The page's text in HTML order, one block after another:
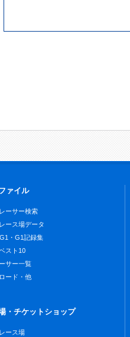
ァイル
ーサー検索
ース場データ
・G1記録集
スト10
サー一覧
ード・他
・チケットショップ
ース場